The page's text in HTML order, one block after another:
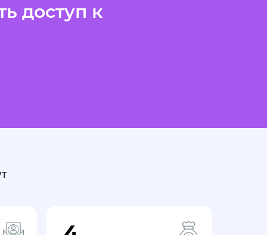
доступ к